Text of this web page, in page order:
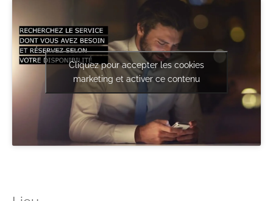
Cliquez pour accepter les cookies
marketing et activer ce contenu